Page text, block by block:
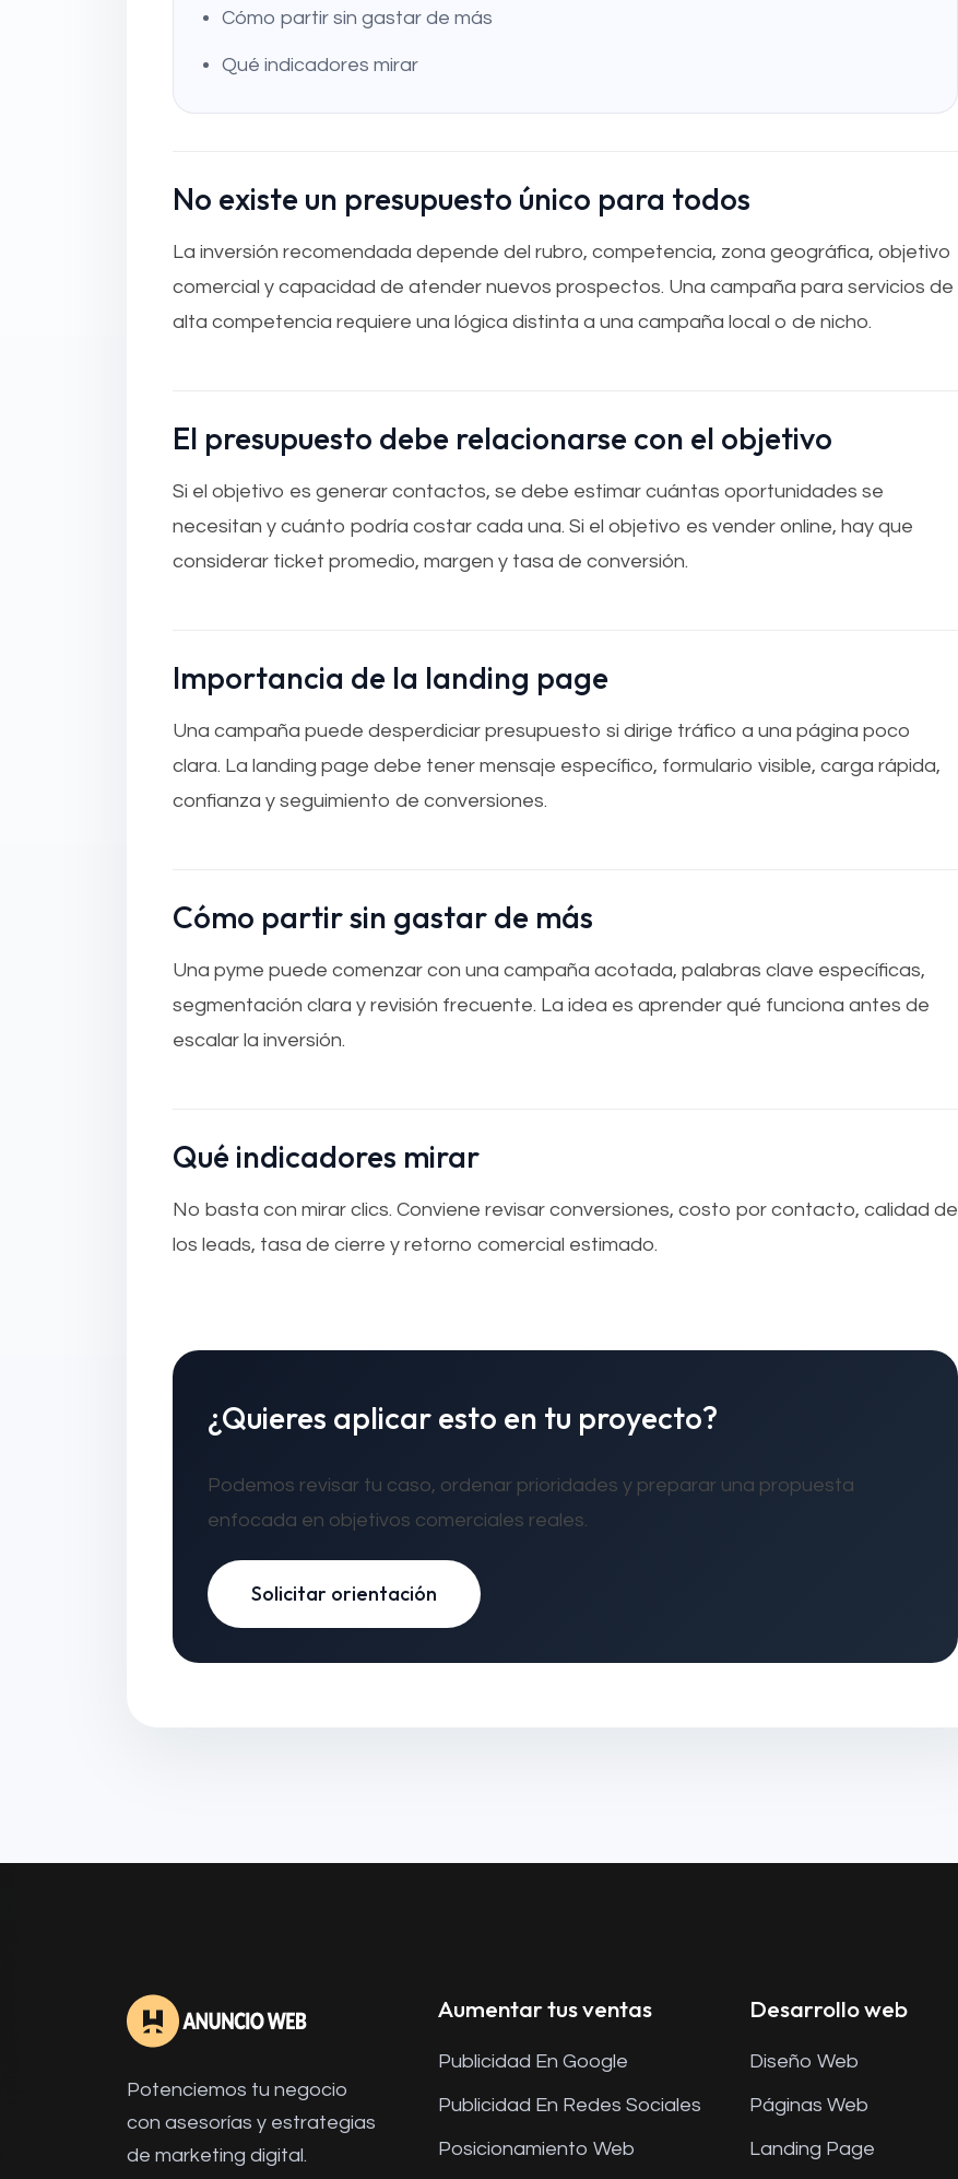
Cómo partir sin gastar de más
Qué indicadores mirar
No existe un presupuesto único para todos
La inversión recomendada depende del rubro, competencia, zona geográfica, objetivo
comercial y capacidad de atender nuevos prospectos. Una campaña para servicios de
alta competencia requiere una lógica distinta a una campaña local o de nicho.
El presupuesto debe relacionarse con el objetivo
Si el objetivo es generar contactos, se debe estimar cuántas oportunidades se
necesitan y cuánto podría costar cada una. Si el objetivo es vender online, hay que
considerar ticket promedio, margen y tasa de conversión.
Importancia de la landing page
Una campaña puede desperdiciar presupuesto si dirige tráfico a una página poco
clara. La landing page debe tener mensaje específico, formulario visible, carga rápida,
confianza y seguimiento de conversiones.
Cómo partir sin gastar de más
Una pyme puede comenzar con una campaña acotada, palabras clave específicas,
segmentación clara y revisión frecuente. La idea es aprender qué funciona antes de
escalar la inversión.
Qué indicadores mirar
No basta con mirar clics. Conviene revisar conversiones, costo por contacto, calidad de
los leads, tasa de cierre y retorno comercial estimado.
¿Quieres aplicar esto en tu proyecto?
Podemos revisar tu caso, ordenar prioridades y preparar una propuesta
enfocada en objetivos comerciales reales.
Solicitar orientación
Potenciemos tu negocio
con asesorías y estrategias
de marketing digital.
Aumentar tus ventas
Publicidad En Google
Publicidad En Redes Sociales
Posicionamiento Web
Desarrollo web
Diseño Web
Páginas Web
Landing Page